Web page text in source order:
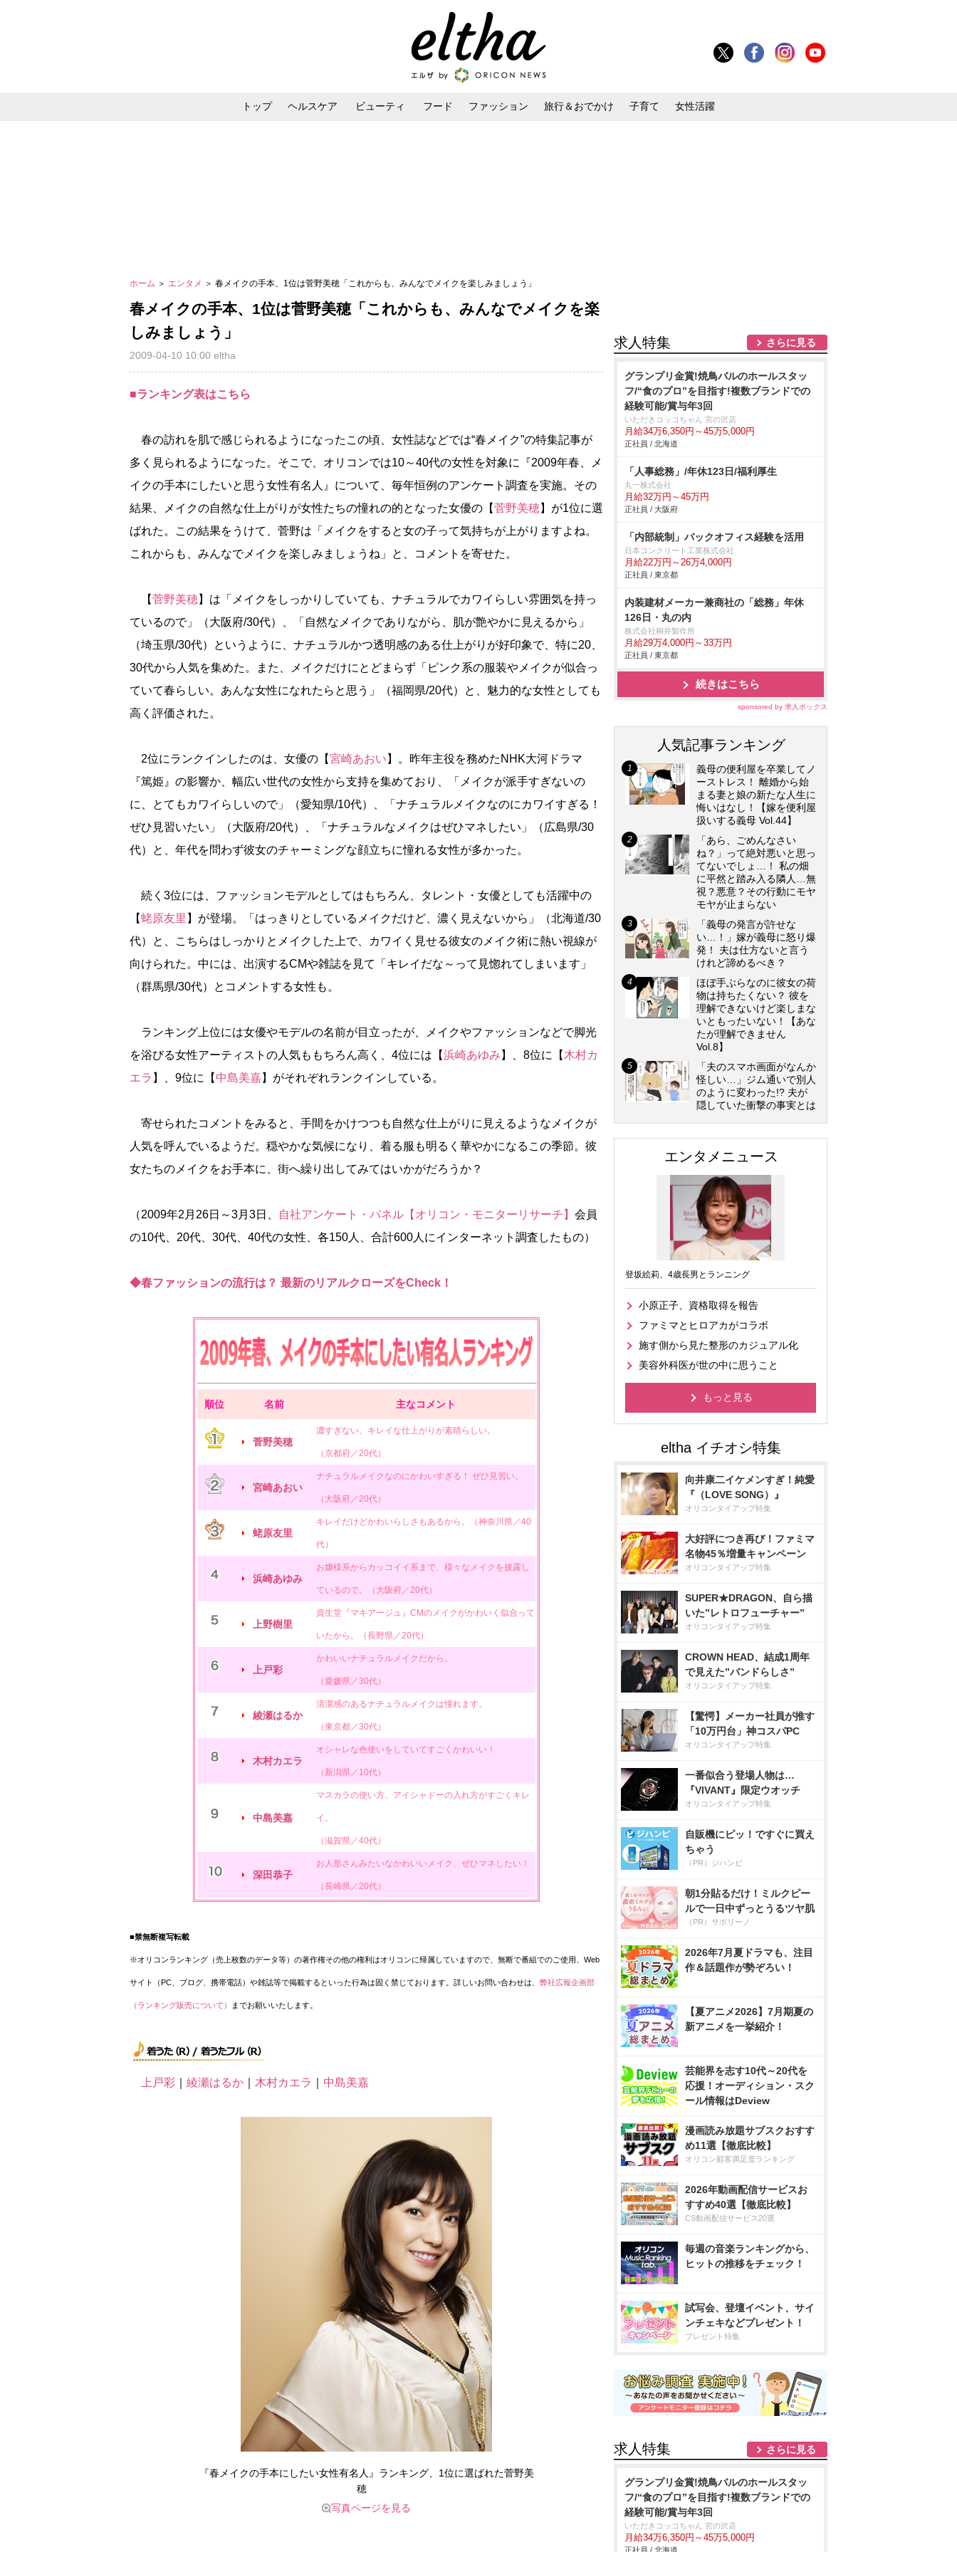
トップ ヘルスケア ビューティ フード ファッション 旅行＆おでかけ 子育て 女性活躍
ホーム ＞ エンタメ ＞ 春メイクの手本、1位は菅野美穂「これからも、みんなでメイクを楽しみましょう」
春メイクの手本、1位は菅野美穂「これからも、みんなでメイクを楽
しみましょう」
2009-04-10 10:00 eltha
■ランキング表はこちら
春の訪れを肌で感じられるようになったこの頃、女性誌などでは“春メイク”の特集記事が
多く見られるようになった。そこで、オリコンでは10～40代の女性を対象に『2009年春、メ
イクの手本にしたいと思う女性有名人』について、毎年恒例のアンケート調査を実施。その
結果、メイクの自然な仕上がりが女性たちの憧れの的となった女優の【菅野美穂】が1位に選
ばれた。この結果をうけて、菅野は「メイクをすると女の子って気持ちが上がりますよね。
これからも、みんなでメイクを楽しみましょうね」と、コメントを寄せた。
【菅野美穂】は「メイクをしっかりしていても、ナチュラルでカワイらしい雰囲気を持っ
ているので」（大阪府/30代）、「自然なメイクでありながら、肌が艶やかに見えるから」
（埼玉県/30代）というように、ナチュラルかつ透明感のある仕上がりが好印象で、特に20、
30代から人気を集めた。また、メイクだけにとどまらず「ピンク系の服装やメイクが似合っ
ていて春らしい。あんな女性になれたらと思う」（福岡県/20代）と、魅力的な女性としても
高く評価された。
2位にランクインしたのは、女優の【宮崎あおい 】。昨年主役を務めたNHK大河ドラマ
『篤姫』の影響か、幅広い世代の女性から支持を集めており、「メイクが派手すぎないの
に、とてもカワイらしいので」（愛知県/10代）、「ナチュラルメイクなのにカワイすぎる！
ぜひ見習いたい」（大阪府/20代）、「ナチュラルなメイクはぜひマネしたい」（広島県/30
代）と、年代を問わず彼女のチャーミングな顔立ちに憧れる女性が多かった。
続く3位には、ファッションモデルとしてはもちろん、タレント・女優としても活躍中の
【蛯原友里 】が登場。「はっきりとしているメイクだけど、濃く見えないから」（北海道/30
代）と、こちらはしっかりとメイクした上で、カワイく見せる彼女のメイク術に熱い視線が
向けられた。中には、出演するCMや雑誌を見て「キレイだな～って見惚れてしまいます」
（群馬県/30代）とコメントする女性も。
ランキング上位には女優やモデルの名前が目立ったが、メイクやファッションなどで脚光
を浴びる女性アーティストの人気ももちろん高く、4位には【浜崎あゆみ 】、8位に【 木村カ
エラ 】、9位に【 中島美嘉】がそれぞれランクインしている。
寄せられたコメントをみると、手間をかけつつも自然な仕上がりに見えるようなメイクが
人気を呼んでいるようだ。穏やかな気候になり、着る服も明るく華やかになるこの季節。彼
女たちのメイクをお手本に、街へ繰り出してみてはいかがだろうか？
（2009年2月26日～3月3日、 自社アンケート・パネル【オリコン・モニターリサーチ】 会員
の10代、20代、30代、40代の女性、各150人、合計600人にインターネット調査したもの）
◆春ファッションの流行は？ 最新のリアルクローズをCheck！
順位 名前 主なコメント
菅野美穂
濃すぎない、キレイな仕上がりが素晴らしい。
（京都府／20代）
宮崎あおい
ナチュラルメイクなのにかわいすぎる！ ぜひ見習い。
（大阪府／20代）
蛯原友里
キレイだけどかわいらしさもあるから。（神奈川県／40
代）
浜崎あゆみ
お嬢様系からカッコイイ系まで、様々なメイクを披露し
ているので。（大阪府／20代）
上野樹里
資生堂『マキアージュ』CMのメイクがかわいく似合って
いたから。（長野県／20代）
上戸彩
かわいいナチュラルメイクだから。
（愛媛県／30代）
綾瀬はるか
清潔感のあるナチュラルメイクは憧れます。
（東京都／30代）
木村カエラ
オシャレな色使いをしていてすごくかわいい！
（新潟県／10代）
中島美嘉
マスカラの使い方、アイシャドーの入れ方がすごくキレ
イ。
（滋賀県／40代）
深田恭子
お人形さんみたいなかわいいメイク、ぜひマネしたい！
（長崎県／20代）
■禁無断複写転載
※オリコンランキング（売上枚数のデータ等）の著作権その他の権利はオリコンに帰属していますので、無断で番組でのご使用、Web
サイト（PC、ブログ、携帯電話）や雑誌等で掲載するといった行為は固く禁じております。詳しいお問い合わせは、 弊社広報企画部
（ランキング販売について） までお願いいたします。
上戸彩 綾瀬はるか 木村カエラ 中島美嘉
『春メイクの手本にしたい女性有名人』ランキング、1位に選ばれた菅野美
穂
写真ページを見る
求人特集 さらに見る
グランプリ金賞!焼鳥バルのホールスタッ
フ/“食のプロ”を目指す!複数ブランドでの
経験可能/賞与年3回
いただきコッコちゃん 宮の沢店
月給34万6,350円～45万5,000円
正社員 / 北海道
「人事総務」/年休123日/福利厚生
丸一株式会社
月給32万円～45万円
正社員 / 大阪府
「内部統制」バックオフィス経験を活用
日本コンクリート工業株式会社
月給22万円～26万4,000円
正社員 / 東京都
内装建材メーカー兼商社の「総務」年休
126日・丸の内
株式会社桐井製作所
月給29万4,000円～33万円
正社員 / 東京都
続きはこちら
sponsored by 求人ボックス
人気記事ランキング
義母の便利屋を卒業してノ
ーストレス！ 離婚から始
まる妻と娘の新たな人生に
悔いはなし！【嫁を便利屋
扱いする義母 Vol.44】
「あら、ごめんなさい
ね？」って絶対悪いと思っ
てないでしょ…！ 私の畑
に平然と踏み入る隣人…無
視？悪意？その行動にモヤ
モヤが止まらない
「義母の発言が許せな
い…！」嫁が義母に怒り爆
発！ 夫は仕方ないと言う
けれど諦めるべき？
ほぼ手ぶらなのに彼女の荷
物は持ちたくない？ 彼を
理解できないけど楽しまな
いともったいない！【あな
たが理解できません
Vol.8】
「夫のスマホ画面がなんか
怪しい…」ジム通いで別人
のように変わった!? 夫が
隠していた衝撃の事実とは
エンタメニュース
登坂絵莉、4歳長男とランニング
小原正子、資格取得を報告
ファミマとヒロアカがコラボ
施す側から見た整形のカジュアル化
美容外科医が世の中に思うこと
もっと見る
向井康二イケメンすぎ！純愛
『（LOVE SONG）』
オリコンタイアップ特集
大好評につき再び！ファミマ
名物45％増量キャンペーン
オリコンタイアップ特集
SUPER★DRAGON、自ら描
いた”レトロフューチャー”
オリコンタイアップ特集
CROWN HEAD、結成1周年
で見えた”バンドらしさ”
オリコンタイアップ特集
【驚愕】メーカー社員が推す
「10万円台」神コスパPC
オリコンタイアップ特集
一番似合う登場人物は…
『VIVANT』限定ウオッチ
オリコンタイアップ特集
自販機にピッ！ですぐに買え
ちゃう
（PR）ジハンピ
朝1分貼るだけ！ミルクピー
ルで一日中ずっとうるツヤ肌
（PR）サボリーノ
2026年7月夏ドラマも、注目
作＆話題作が勢ぞろい！
【夏アニメ2026】7月期夏の
新アニメを一挙紹介！
芸能界を志す10代～20代を
応援！オーディション・スク
ール情報はDeview
漫画読み放題サブスクおすす
め11選【徹底比較】
オリコン顧客満足度ランキング
2026年動画配信サービスお
すすめ40選【徹底比較】
CS動画配信サービス20選
毎週の音楽ランキングから、
ヒットの推移をチェック！
試写会、登壇イベント、サイ
ンチェキなどプレゼント！
プレゼント特集
求人特集 さらに見る
グランプリ金賞!焼鳥バルのホールスタッ
フ/“食のプロ”を目指す!複数ブランドでの
経験可能/賞与年3回
いただきコッコちゃん 宮の沢店
月給34万6,350円～45万5,000円
正社員 / 北海道